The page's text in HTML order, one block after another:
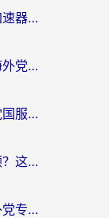
国外玩浮生为卿歌总卡顿？这份加速器选择指南帮你找回丝滑体验
在缅甸打不开英雄联盟怎么办？海外党亲测有效的国服游戏加速指南
澳洲怎么玩坦克世界不卡？海外党国服游戏加速终极指南（附逆战奇妙碰碰车解决方案）
国外打穿越火线：枪战王者总卡顿？这篇加速器推荐下载指南帮你解决延迟难题
国外玩荒野乱斗总卡顿？这份海外党专属的国服游戏加速攻略请收好